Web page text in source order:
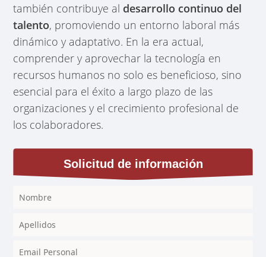
también contribuye al desarrollo continuo del
talento, promoviendo un entorno laboral más
dinámico y adaptativo. En la era actual,
comprender y aprovechar la tecnología en
recursos humanos no solo es beneficioso, sino
esencial para el éxito a largo plazo de las
organizaciones y el crecimiento profesional de
los colaboradores.
Solicitud de información